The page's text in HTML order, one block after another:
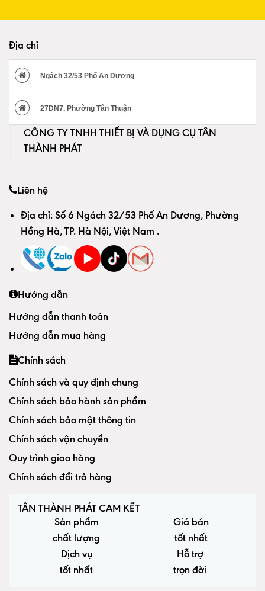
Địa chỉ
Ngách 32/53 Phố An Dương
27DN7, Phường Tân Thuận
CÔNG TY TNHH THIẾT BỊ VÀ DỤNG CỤ TÂN
THÀNH PHÁT
Liên hệ
Địa chỉ: Số 6 Ngách 32/53 Phố An Dương, Phường
Hồng Hà, TP. Hà Nội, Việt Nam .
Hướng dẫn
Hướng dẫn thanh toán
Hướng dẫn mua hàng
Chính sách
Chính sách và quy định chung
Chính sách bảo hành sản phẩm
Chính sách bảo mật thông tin
Chính sách vận chuyển
Quy trình giao hàng
Chính sách đổi trả hàng
TÂN THÀNH PHÁT CAM KẾT
Sản phẩm
chất lượng
Giá bán
tốt nhất
Dịch vụ
tốt nhất
Hỗ trợ
trọn đời